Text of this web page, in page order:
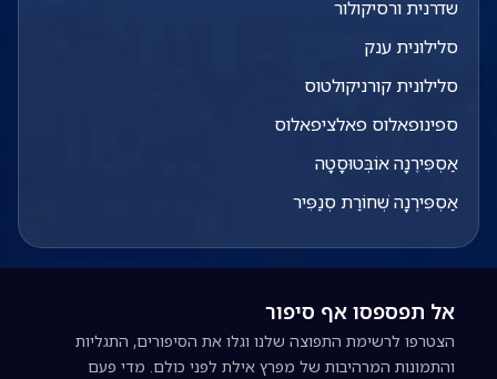
שדרנית ורסיקולור
סלילונית ענק
סלילונית קורניקולטוס
ספינופאלוס פאלציפאלוס
אַסְפִּירֶנָה אוֹבְּטוּסָטָה
אַסְפִּירֶנָה שְׁחוֹרַת סְנַפִּיר
אל תפספסו אף סיפור
הצטרפו לרשימת התפוצה שלנו וגלו את הסיפורים, התגליות
והתמונות המרהיבות של מפרץ אילת לפני כולם. מדי פעם